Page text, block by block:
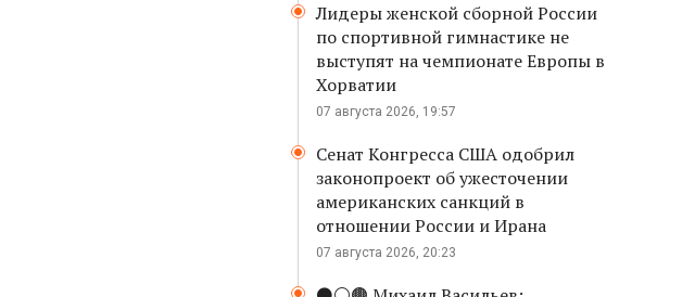
Лидеры женской сборной России
по спортивной гимнастике не
выступят на чемпионате Европы в
Хорватии
07 августа 2026, 19:57
Сенат Конгресса США одобрил
законопроект об ужесточении
американских санкций в
отношении России и Ирана
07 августа 2026, 20:23